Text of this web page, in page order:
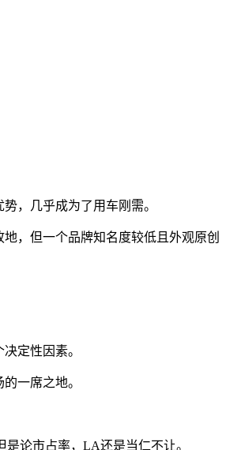
，几乎成为了用车刚需。
，但一个品牌知名度较低且外观原创
定性因素。
一席之地。
论市占率，LA还是当仁不让。